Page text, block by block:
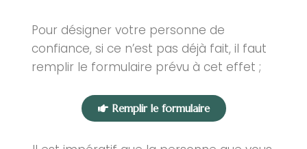
Pour désigner votre personne de
confiance, si ce n’est pas déjà fait, il faut
remplir le formulaire prévu à cet effet ;
Remplir le formulaire